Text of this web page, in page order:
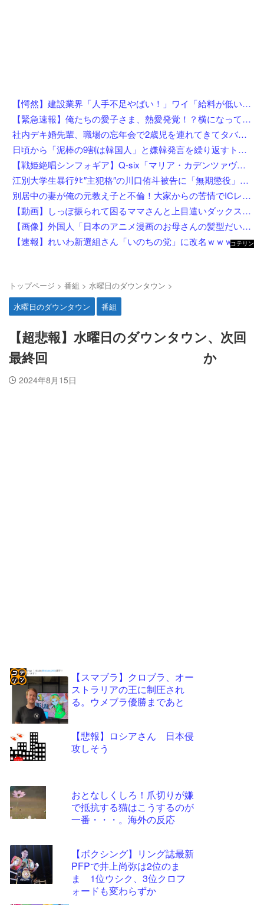
【愕然】建設業界「人手不足やばい！」ワイ「給料が低いんやろうなぁ」→調べた結果w w w w w w w
【緊急速報】俺たちの愛子さま、熱愛発覚！？横になってしまう奴らが大量発生してしまう…
社内デキ婚先輩、職場の忘年会で2歳児を連れてきてタバコスパスパ酒ゴクゴクで親の自覚ゼロｗｗ挙句の果てに突き飛ばして頭を打たせ「久々の外食でゆっくりしたいんだよ！」にドン引き
日頃から「泥棒の9割は韓国人」と嫌韓発言を繰り返すトメ！冬ソナにハマり私のヨン様グッズを勝手に持ち出したので、トメ自身の「あの自論」で撃退したったｗｗ←矛盾だらけのトメにブーメラン刺さりまくり
【戦姫絶唱シンフォギア】Q-six「マリア・カデンツァヴナ・イヴ」フィギュア【8月4日予約開始】
江別大学生暴行ﾀﾋ″主犯格″の川口侑斗被告に「無期懲役」の判決→当時17歳少年に「懲役30年」の判決
別居中の妻が俺の元教え子と不倫！大家からの苦情でICレコーダーを設置後、協力者に間男を寝取らせて現場写真を確保、面会日にデータを手渡した結果←状況がカオスすぎるだろ
【動画】しっぽ振られて困るママさんと上目遣いダックス（ノ∇`）
【画像】外国人「日本のアニメ漫画のお母さんの髪型だいたいこれだよなwwwwwwwww」←コレは分かるw w w w w w w w
【速報】れいわ新選組さん「いのちの党」に改名ｗｗｗｗｗｗｗｗ
コテリン
トップページ > 番組 > 水曜日のダウンタウン >
水曜日のダウンタウン
番組
【超悲報】水曜日のダウンタウン、次回
最終回 か
2024年8月15日
【スマブラ】クロブラ、オー
ストラリアの王に制圧され
る。ウメブラ優勝まであと
【悲報】ロシアさん 日本侵
攻しそう
おとなしくしろ！爪切りが嫌
で抵抗する猫はこうするのが
一番・・・。海外の反応
【ボクシング】リング誌最新
PFPで井上尚弥は2位のま
ま 1位ウシク、3位クロフ
ォードも変わらずか
リン
- 固
定リ
ンク
更新
ツー